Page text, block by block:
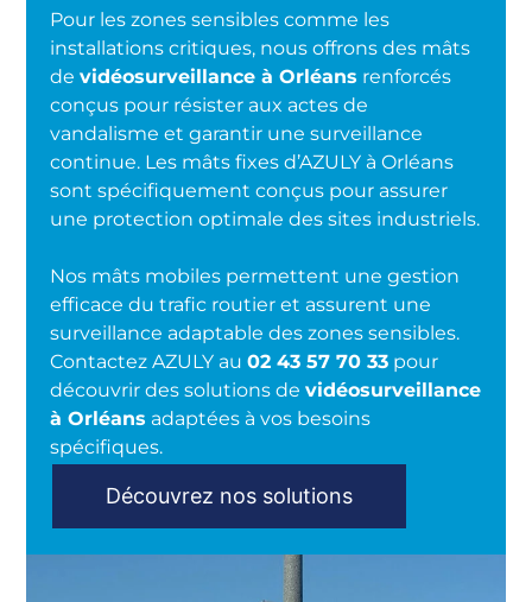
Pour les zones sensibles comme les
installations critiques, nous offrons des mâts
devidéosurveillance à Orléans renforcés
conçus pour résister aux actes de
vandalisme et garantir une surveillance
continue. Les mâts fixes d’AZULY à Orléans
sont spécifiquement conçus pour assurer
une protection optimale des sites industriels.
Nos mâts mobiles permettent une gestion
efficace du trafic routier et assurent une
surveillance adaptable des zones sensibles.
Contactez AZULY au02 43 57 70 33 pour
découvrir des solutions devidéosurveillance
à Orléans adaptées à vos besoins
spécifiques.
Découvrez nos solutions